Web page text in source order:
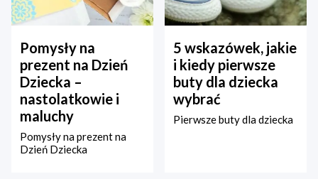
Pomysły na
prezent na Dzień
Dziecka –
nastolatkowie i
maluchy
Pomysły na prezent na
Dzień Dziecka
5 wskazówek, jakie
i kiedy pierwsze
buty dla dziecka
wybrać
Pierwsze buty dla dziecka